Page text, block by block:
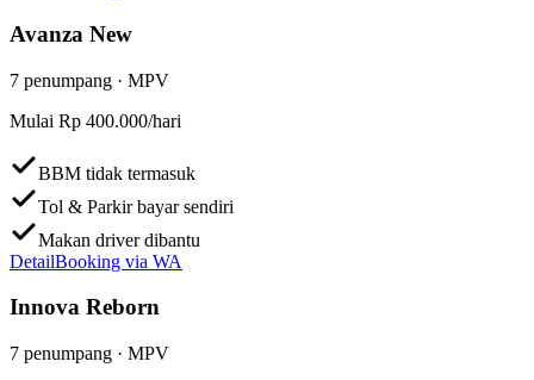
Avanza New
7 penumpang · MPV
Mulai Rp 400.000/hari
BBM tidak termasuk
Tol & Parkir bayar sendiri
Makan driver dibantu
DetailBooking via WA
Innova Reborn
7 penumpang · MPV